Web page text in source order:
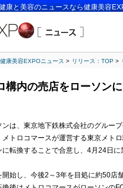
康と美容のニュースなら健康美容
健康美容EXPOニュース リリース：TOP
構内の売店をローソン
は、東京地下鉄株式会社のグルー
メトロコマースが運営する東京メト
に転換することで合意し、4月24日に
開始し、今後2～3年を目処に約50店